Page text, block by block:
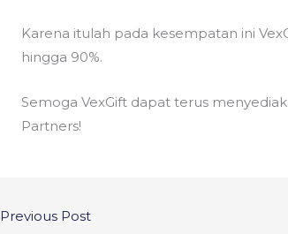
Karena itulah pada kesempatan ini
hingga 90%.
Semoga VexGift dapat terus
Partners!
Previous Post